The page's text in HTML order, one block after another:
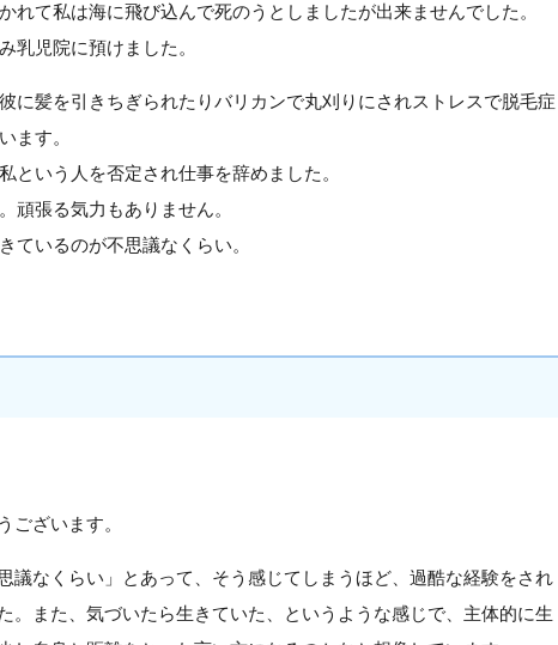
れて私は海に飛び込んで死のうとしましたが出来ませんでした。
乳児院に預けました。
に髪を引きちぎられたりバリカンで丸刈りにされストレスで脱毛症
ます。
という人を否定され仕事を辞めました。
頑張る気力もありません。
ているのが不思議なくらい。
ございます。
議なくらい」とあって、そう感じてしまうほど、過酷な経験をされ
。また、気づいたら生きていた、というような感じで、主体的に生